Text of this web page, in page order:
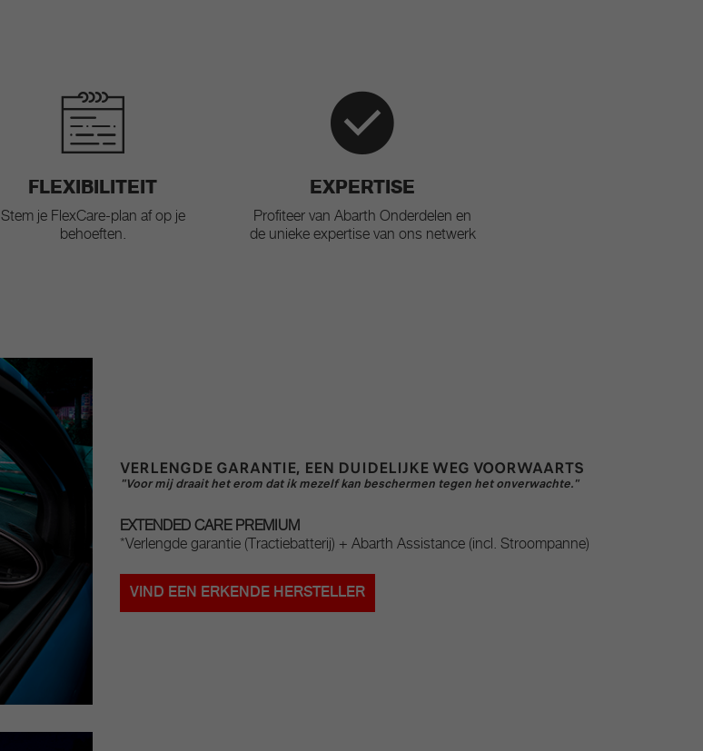
FLEXIBILITEIT
Stem je FlexCare-plan af op je
behoeften.
EXPERTISE
Profiteer van Abarth Onderdelen en
de unieke expertise van ons netwerk
VERLENGDE GARANTIE, EEN DUIDELIJKE WEG VOORWAARTS
"Voor mij draait het erom dat ik mezelf kan beschermen tegen het onverwachte."
EXTENDED CARE PREMIUM
*Verlengde garantie (Tractiebatterij) + Abarth Assistance (incl. Stroompanne)
VIND EEN ERKENDE HERSTELLER